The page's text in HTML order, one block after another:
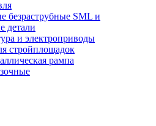
безраструбные SML и
детали
и электроприводы
стройплощадок
рампа